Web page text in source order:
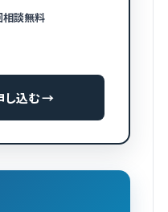
相談無料
し込む →